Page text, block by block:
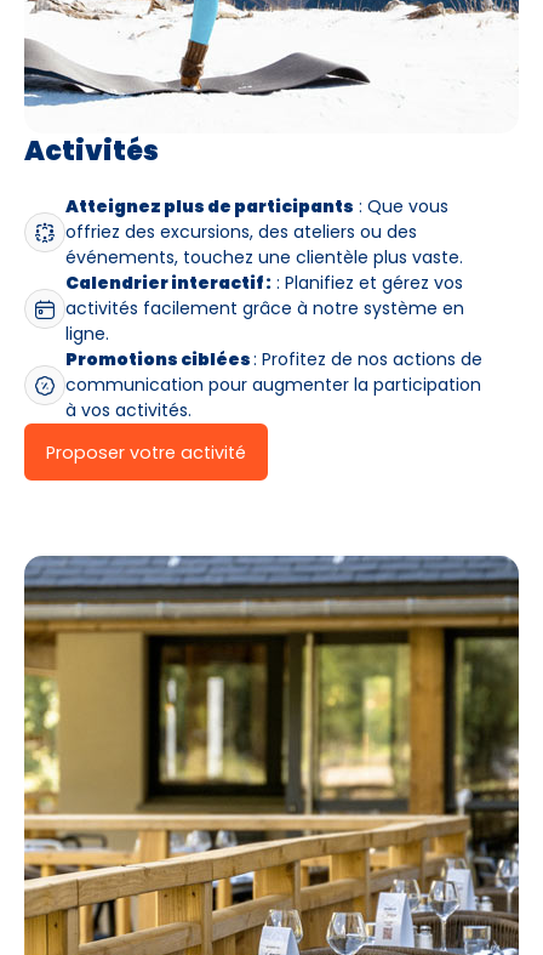
Activités
Atteignez plus de participants : Que vous
offriez des excursions, des ateliers ou des
événements, touchez une clientèle plus vaste.
Calendrier interactif : : Planifiez et gérez vos
activités facilement grâce à notre système en
ligne.
Promotions ciblées: Profitez de nos actions de
communication pour augmenter la participation
à vos activités.
Proposer votre activité